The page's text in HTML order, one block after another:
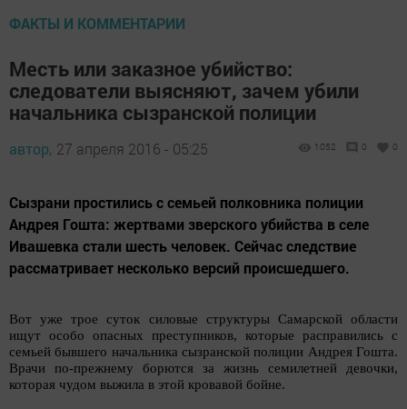
ФАКТЫ И КОММЕНТАРИИ
Месть или заказное убийство:
следователи выясняют, зачем убили
начальника сызранской полиции
автор, 27 апреля 2016 - 05:25 1052 0 0
Сызрани простились с семьей полковника полиции
Андрея Гошта: жертвами зверского убийства в селе
Ивашевка стали шесть человек. Сейчас следствие
рассматривает несколько версий происшедшего.
Вот уже трое суток силовые структуры Самарской области
ищут особо опасных преступников, которые расправились с
семьей бывшего начальника сызранской полиции Андрея Гошта.
Врачи по-прежнему борются за жизнь семилетней девочки,
которая чудом выжила в этой кровавой бойне.